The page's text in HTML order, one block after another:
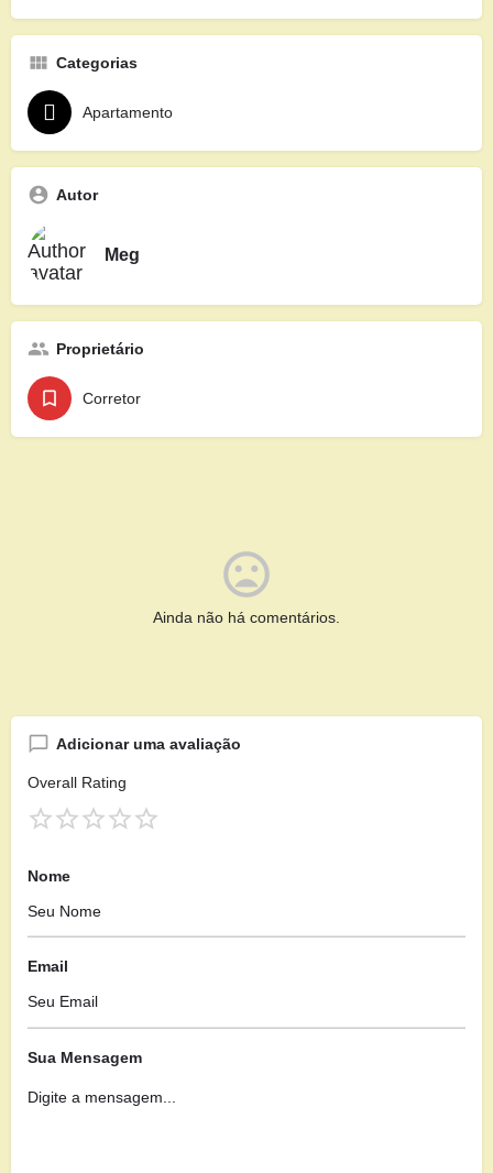
Categorias
Apartamento
Autor
Meg
Proprietário
Corretor
Ainda não há comentários.
Adicionar uma avaliação
Overall Rating
Nome
Email
Sua Mensagem